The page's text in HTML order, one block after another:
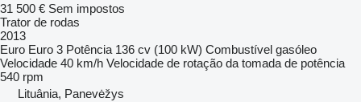
31 500 € Sem impostos
Trator de rodas
2013
Euro Euro 3 Potência 136 cv (100 kW) Combustível gasóleo
Velocidade 40 km/h Velocidade de rotação da tomada de potência
540 rpm
Lituânia, Panevėžys